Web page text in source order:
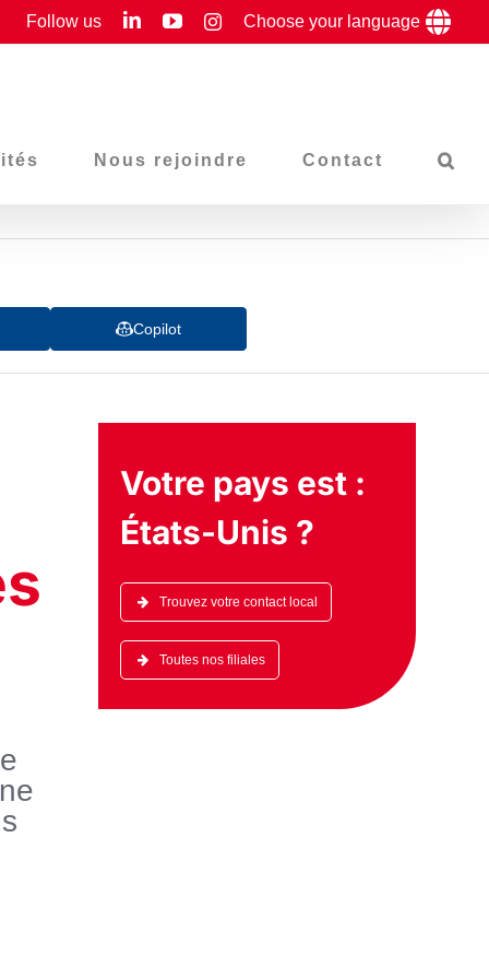
Follow us LinkedInYouTubeInstagram
Choose your language
Nous rejoindre Contact
Copilot
Votre pays est :
États-Unis ?
Trouvez votre contact local
Toutes nos filiales